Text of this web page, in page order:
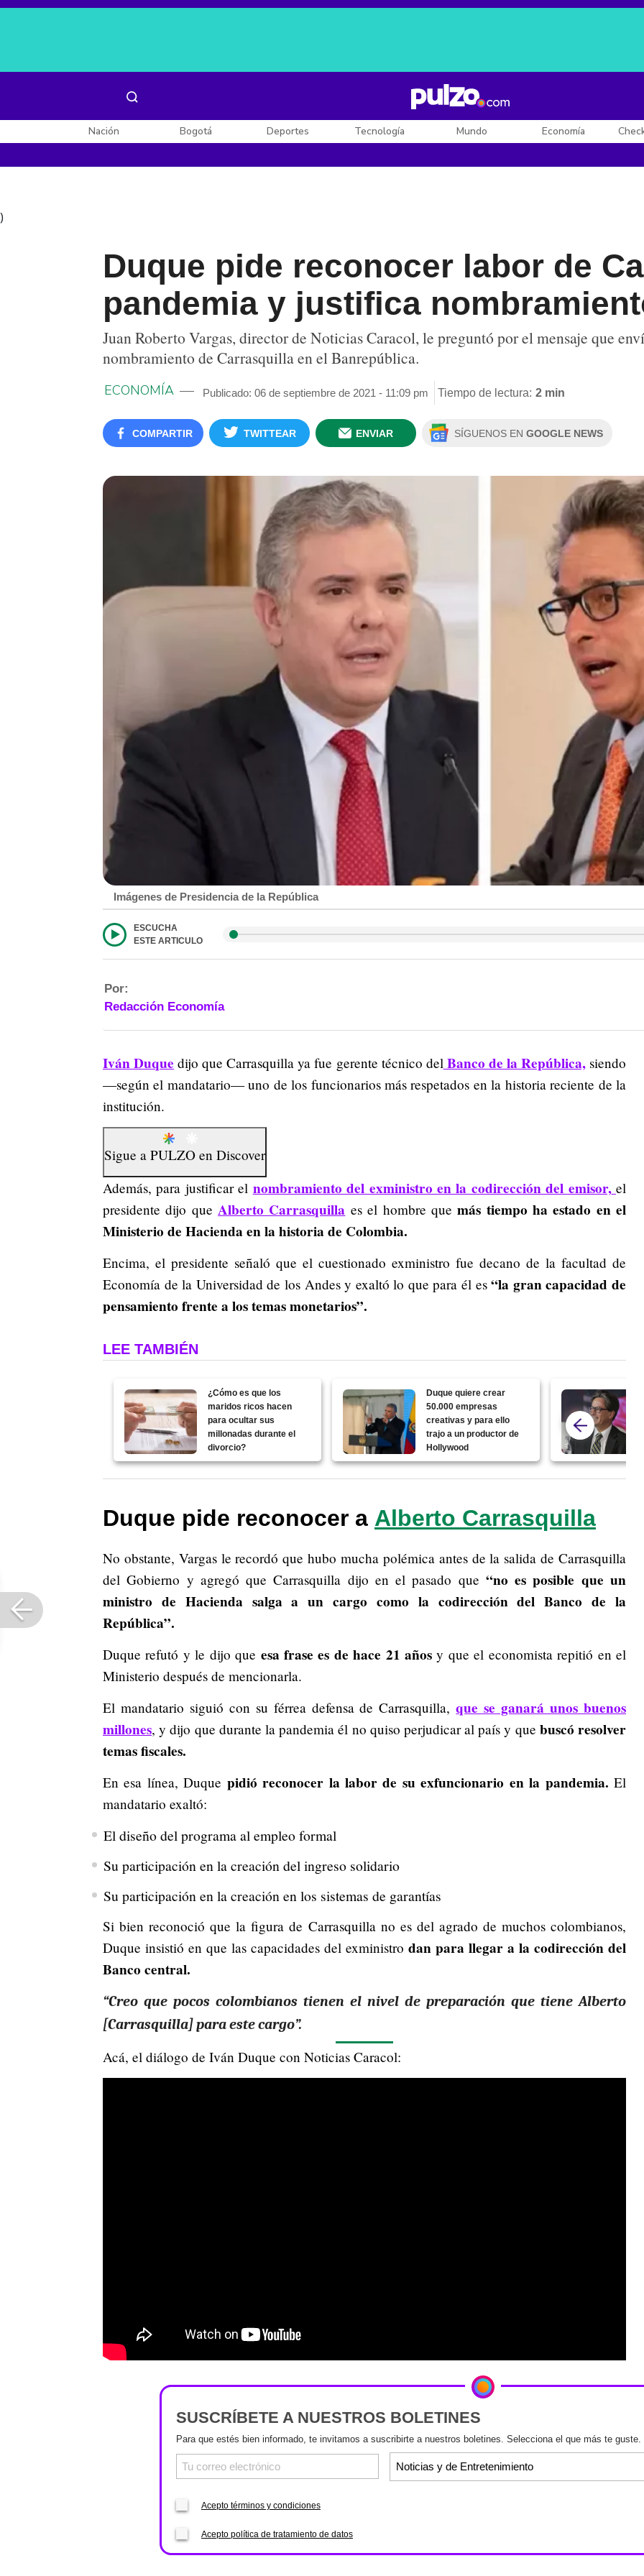
Posesión de De la Espriella
Nación Bogotá Deportes Tecnología Mundo Economía
)
Duque pide reconocer labor de
pandemia y justifica
Juan Roberto Vargas, director de Noticias Caracol, le preguntó por el mensaje que
nombramiento de Carrasquilla en el Banrepública.
ECONOMÍA Publicado: 06 de septiembre de 2021 - 11:09 pm Tiempo de lectura: 2 min
COMPARTIR TWITTEAR ENVIAR SÍGUENOS EN GOOGLE NEWS
Imágenes de Presidencia de la República
ESCUCHA
ESTE ARTICULO
Por:
Redacción Economía
Iván Duque dijo que Carrasquilla ya fue gerente técnico delBanco de la República,siendo
—según el mandatario— uno de los funcionarios más respetados en la historia reciente de la
institución.
Sigue a PULZO en Discover
Además, para justificar el nombramiento del exministro en la codirección del emisor, el
presidente dijo que Alberto Carrasquilla es el hombre que más tiempo ha estado en el
Ministerio de Hacienda en la historia de Colombia.
Encima, el presidente señaló que el cuestionado exministro fue decano de la facultad de
Economía de la Universidad de los Andes y exaltó lo que para él es“la gran capacidad de
pensamiento frente a los temas monetarios”.
LEE TAMBIÉN
¿Cómo es que los
maridos ricos hacen
para ocultar sus
millonadas durante el
divorcio?
Duque quiere crear
50.000 empresas
creativas y para ello
trajo a un productor de
Hollywood
Duque pide reconocer a Alberto Carrasquilla
No obstante, Vargas le recordó que hubo mucha polémica antes de la salida de Carrasquilla
del Gobierno y agregó que Carrasquilla dijo en el pasado que “no es posible que un
ministro de Hacienda salga a un cargo como la codirección del Banco de la
República”.
Duque refutó y le dijo que esa frase es de hace 21 años y que el economista repitió en el
Ministerio después de mencionarla.
El mandatario siguió con su férrea defensa de Carrasquilla,que se ganará unos buenos
millones, y dijo que durante la pandemia él no quiso perjudicar al país y que buscó resolver
temas fiscales.
En esa línea, Duque pidió reconocer la labor de su exfuncionario en la pandemia.El
mandatario exaltó:
El diseño del programa al empleo formal
Su participación en la creación del ingreso solidario
Su participación en la creación en los sistemas de garantías
Si bien reconoció que la figura de Carrasquilla no es del agrado de muchos colombianos,
Duque insistió en que las capacidades del exministro dan para llegar a la codirección del
Banco central.
“Creo que pocos colombianos tienen el nivel de preparación que tiene Alberto
[Carrasquilla] para este cargo”.
Acá, el diálogo de Iván Duque con Noticias Caracol:
SUSCRÍBETE A NUESTROS BOLETINES
Para que estés bien informado, te invitamos a suscribirte a nuestros boletines. Selecciona el que más te guste.
Acepto términos y condiciones
Acepto política de tratamiento de datos